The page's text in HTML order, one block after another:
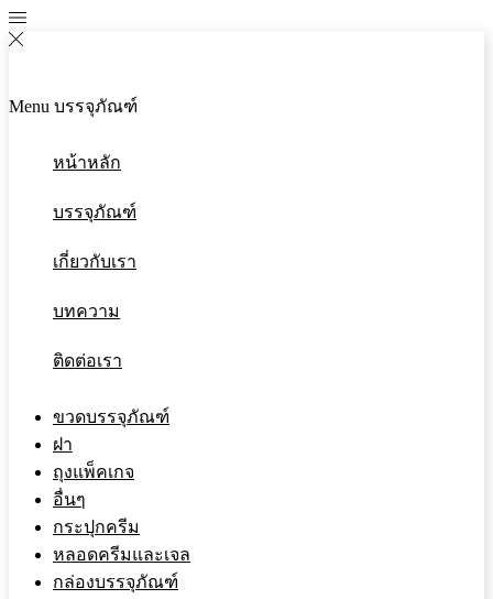
Menu บรรจุภัณฑ์
หน้าหลัก
บรรจุภัณฑ์
เกี่ยวกับเรา
บทความ
ติดต่อเรา
ขวดบรรจุภัณฑ์
ฝา
ถุงแพ็คเกจ
อื่นๆ
กระปุกครีม
หลอดครีมและเจล
กล่องบรรจุภัณฑ์